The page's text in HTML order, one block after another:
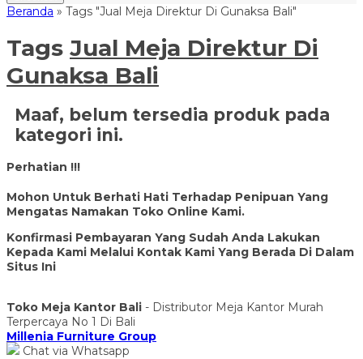
Beranda » Tags "Jual Meja Direktur Di Gunaksa Bali"
Tags Jual Meja Direktur Di
Gunaksa Bali
Maaf, belum tersedia produk pada
kategori ini.
Perhatian !!!
Mohon Untuk Berhati Hati Terhadap Penipuan Yang
Mengatas Namakan Toko Online Kami.
Konfirmasi Pembayaran Yang Sudah Anda Lakukan
Kepada Kami Melalui Kontak Kami Yang Berada Di Dalam
Situs Ini
Toko Meja Kantor Bali - Distributor Meja Kantor Murah
Terpercaya No 1 Di Bali
Millenia Furniture Group
Chat via Whatsapp